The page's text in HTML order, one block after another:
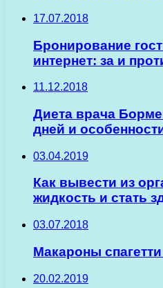
17.07.2018
Бронирование
интернет: за и
11.12.2018
Диета врача
дней и
03.04.2019
Как вывести из
жидкость и стать
03.07.2018
Макароны
20.02.2019